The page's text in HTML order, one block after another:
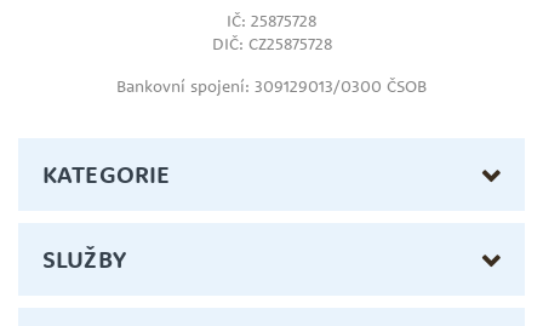
IČ: 25875728
DIČ: CZ25875728
Bankovní spojení: 309129013/0300 ČSOB
KATEGORIE
SLUŽBY